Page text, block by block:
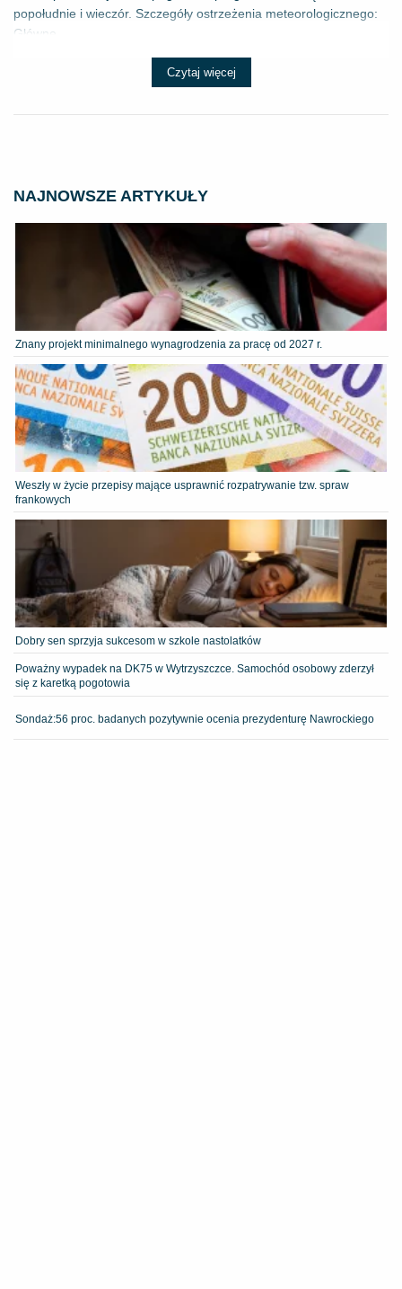
popołudnie i wieczór. Szczegóły ostrzeżenia meteorologicznego:
Główne ...
Czytaj więcej
NAJNOWSZE ARTYKUŁY
Znany projekt minimalnego wynagrodzenia za pracę od 2027 r.
Weszły w życie przepisy mające usprawnić rozpatrywanie tzw. spraw
frankowych
Dobry sen sprzyja sukcesom w szkole nastolatków
Poważny wypadek na DK75 w Wytrzyszczce. Samochód osobowy zderzył
się z karetką pogotowia
​Sondaż:56 proc. badanych pozytywnie ocenia prezydenturę Nawrockiego